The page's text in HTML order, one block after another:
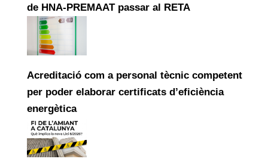
de HNA-PREMAAT passar al RETA
Acreditació com a personal tècnic competent
per poder elaborar certificats d’eficiència
energètica